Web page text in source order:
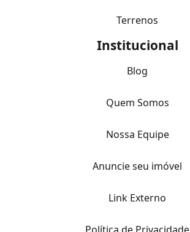
Terrenos
Institucional
Blog
Quem Somos
Nossa Equipe
Anuncie seu imóvel
Link Externo